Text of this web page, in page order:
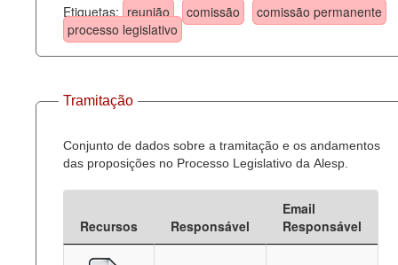
Etiquetas: reunião comissão
comissão permanente
processo legislativo
Tramitação
Conjunto de dados sobre a tramitação e os andamentos
das proposições no Processo Legislativo da Alesp.
Recursos Responsável
Email
Responsável